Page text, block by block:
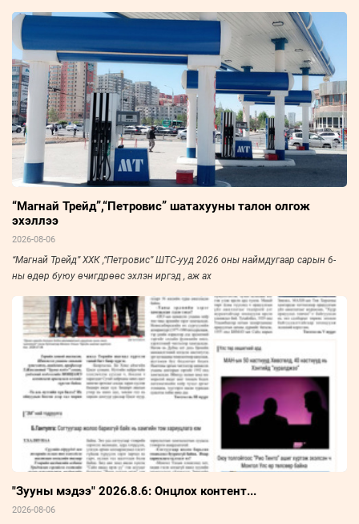
“Магнай Трейд”,“Петровис” шатахууны талон олгож
эхэллээ
2026-08-06
“Магнай Трейд” ХХК ,“Петровис” ШТС-ууд 2026 оны наймдугаар сарын 6-
ны өдөр буюу өчигдрөөс эхлэн иргэд , аж ах
"Зууны мэдээ" 2026.8.6: Онцлох контент...
2026-08-06